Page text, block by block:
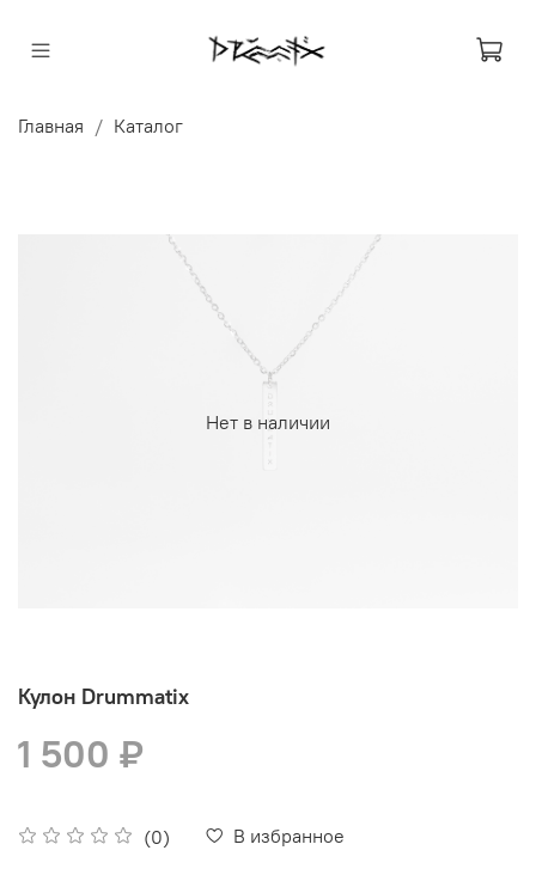
Главная Каталог
Нет в наличии
Кулон Drummatix
(0) В избранное
1 500 ₽